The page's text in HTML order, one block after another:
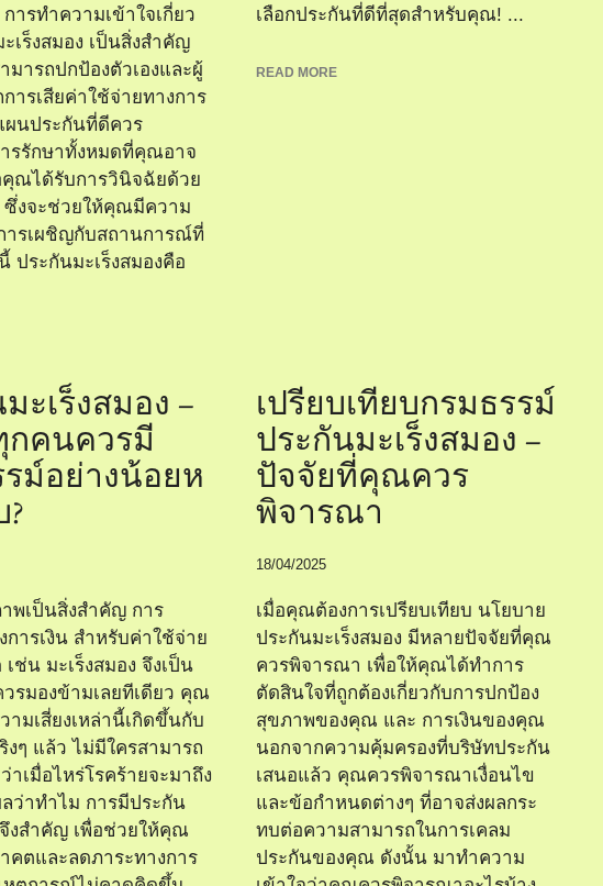
การทำความเข้าใจเกี่ยว
เร็งสมอง เป็นสิ่งสำคัญ
มารถปกป้องตัวเองและผู้
ารเสียค่าใช้จ่ายทางการ
ผนประกันที่ดีควร
รรักษาทั้งหมดที่คุณอาจ
คุณได้รับการวินิจฉัยด้วย
ซึ่งจะช่วยให้คุณมีความ
ารเผชิญกับสถานการณ์ที่
ประกันมะเร็งสมองคือ
เลือกประกันที่ดีที่สุดสำหรับคุณ! ...
READ MORE
ะเร็งสมอง –
กคนควรมี
ม์อย่างน้อยห
พเป็นสิ่งสำคัญ การ
การเงิน สำหรับค่าใช้จ่าย
ช่น มะเร็งสมอง จึงเป็น
รมองข้ามเลยทีเดียว คุณ
ามเสี่ยงเหล่านี้เกิดขึ้นกับ
ๆ แล้ว ไม่มีใครสามารถ
าเมื่อไหร่โรคร้ายจะมาถึง
ลว่าทำไม การมีประกัน
จึงสำคัญ เพื่อช่วยให้คุณ
คตและลดภาระทางการ
เปรียบเทียบกรมธรรม์
ประกันมะเร็งสมอง –
ปัจจัยที่คุณควร
พิจารณา
18/04/2025
เมื่อคุณต้องการเปรียบเทียบ นโยบาย
ประกันมะเร็งสมอง มีหลายปัจจัยที่คุณ
ควรพิจารณา เพื่อให้คุณได้ทำการ
ตัดสินใจที่ถูกต้องเกี่ยวกับการปกป้อง
สุขภาพของคุณ และ การเงินของคุณ
นอกจากความคุ้มครองที่บริษัทประกัน
เสนอแล้ว คุณควรพิจารณาเงื่อนไข
และข้อกำหนดต่างๆ ที่อาจส่งผลกระ
ทบต่อความสามารถในการเคลม
ประกันของคุณ ดังนั้น มาทำความ